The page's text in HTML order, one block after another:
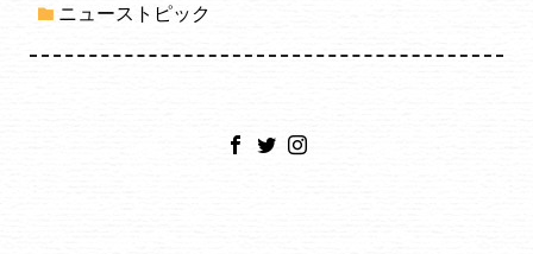
ニューストピック